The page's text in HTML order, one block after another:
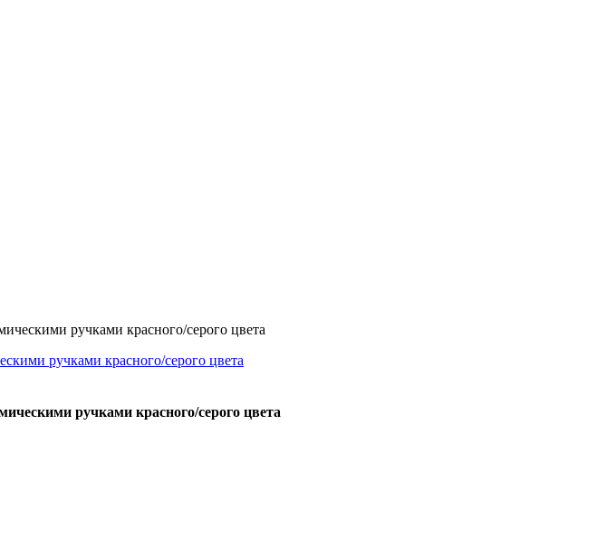
ручками красного/серого цвета
ручками красного/серого цвета